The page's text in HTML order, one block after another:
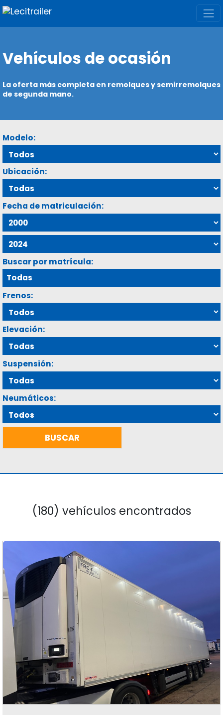
Vehículos de ocasión
La oferta más completa en remolques y semirremolques
de segunda mano.
Modelo:
Ubicación:
Fecha de matriculación:
Buscar por matrícula:
Frenos:
Elevación:
Suspensión:
Neumáticos:
(180) vehículos encontrados